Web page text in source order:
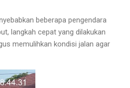
beberapa pengendara
langkah cepat yang dilakukan
memulihkan kondisi jalan agar